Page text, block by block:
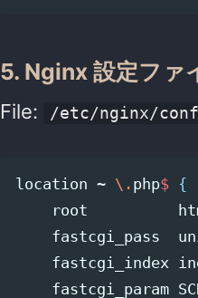
5. Nginx 設定ファ
File: /etc/nginx/
location ~ \. php$ {
root
fastcgi_pass
fastcgi_index
fastcgi_param